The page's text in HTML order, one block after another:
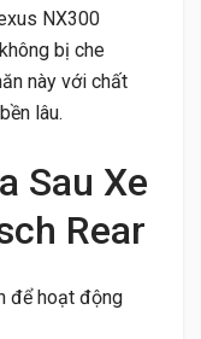
NX300
bị che
này với chất
lâu.
Sau Xe
Rear
để hoạt động